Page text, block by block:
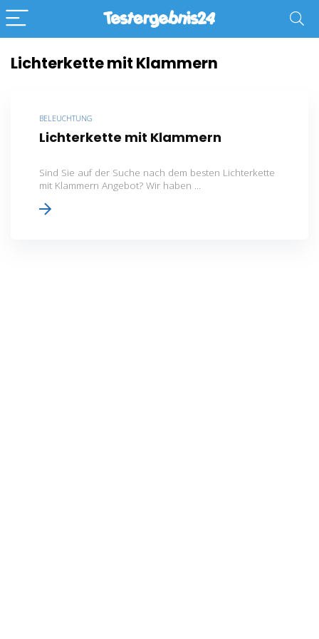
Lichterkette mit Klammern
BELEUCHTUNG
Lichterkette mit Klammern
Sind Sie auf der Suche nach dem besten Lichterkette
mit Klammern Angebot? Wir haben ...